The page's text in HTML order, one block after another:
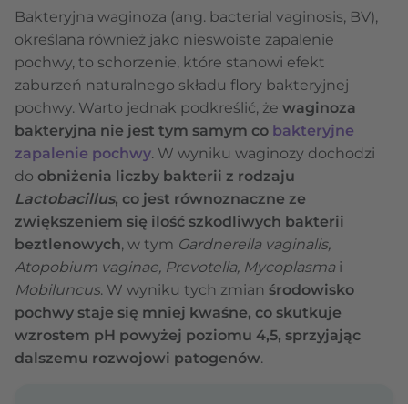
Bakteryjna waginoza (ang. bacterial vaginosis, BV),
określana również jako nieswoiste zapalenie
pochwy, to schorzenie, które stanowi efekt
zaburzeń naturalnego składu flory bakteryjnej
pochwy. Warto jednak podkreślić, że waginoza
bakteryjna nie jest tym samym co bakteryjne
zapalenie pochwy. W wyniku waginozy dochodzi
do obniżenia liczby bakterii z rodzaju
Lactobacillus, co jest równoznaczne ze
zwiększeniem się ilość szkodliwych bakterii
beztlenowych, w tym Gardnerella vaginalis,
Atopobium vaginae, Prevotella, Mycoplasmai
Mobiluncus. W wyniku tych zmian środowisko
pochwy staje się mniej kwaśne, co skutkuje
wzrostem pH powyżej poziomu 4,5, sprzyjając
dalszemu rozwojowi patogenów.